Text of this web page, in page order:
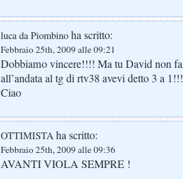
luca da Piombino ha scritto:
Febbraio 25th, 2009 alle 09:21
Dobbiamo vincere!!!! Ma tu David non
all’andata al tg di rtv38 avevi detto 3 a
Ciao
OTTIMISTA ha scritto:
Febbraio 25th, 2009 alle 09:36
AVANTI VIOLA SEMPRE !